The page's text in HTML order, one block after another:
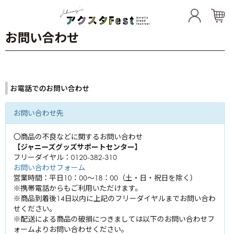
TOKIO
城島茂
国分太一
KinKi Kids
堂本光一
堂本剛
20th Century
坂本昌行
長野博
井ノ原快彦
KAT-TUN
亀梨和也
上田竜也
中丸雄一
NEWS
小山慶一郎
加藤シゲアキ
増田貴久
関ジャニ∞
横山裕
村上信五
Hey! Say! JUMP
佐藤アツヒロ
三宅健
生田斗真
内博貴
お問い合わせ
お電話でのお問い合わせ
お問い合わせ先
〇商品の不良などに関するお問い合わせ
【ジャニーズグッズサポートセンター】
フリーダイヤル：0120-382-310
お問い合わせフォーム
営業時間：平日10：00～18：00（土・日・祝日を除く）
※携帯電話からもご利用いただけます。
※商品到着後14日以内に上記のフリーダイヤルまでお問い合わ
せください。
※配送による商品の破損につきましては以下のお問い合わせフ
ォームよりお問い合わせください。